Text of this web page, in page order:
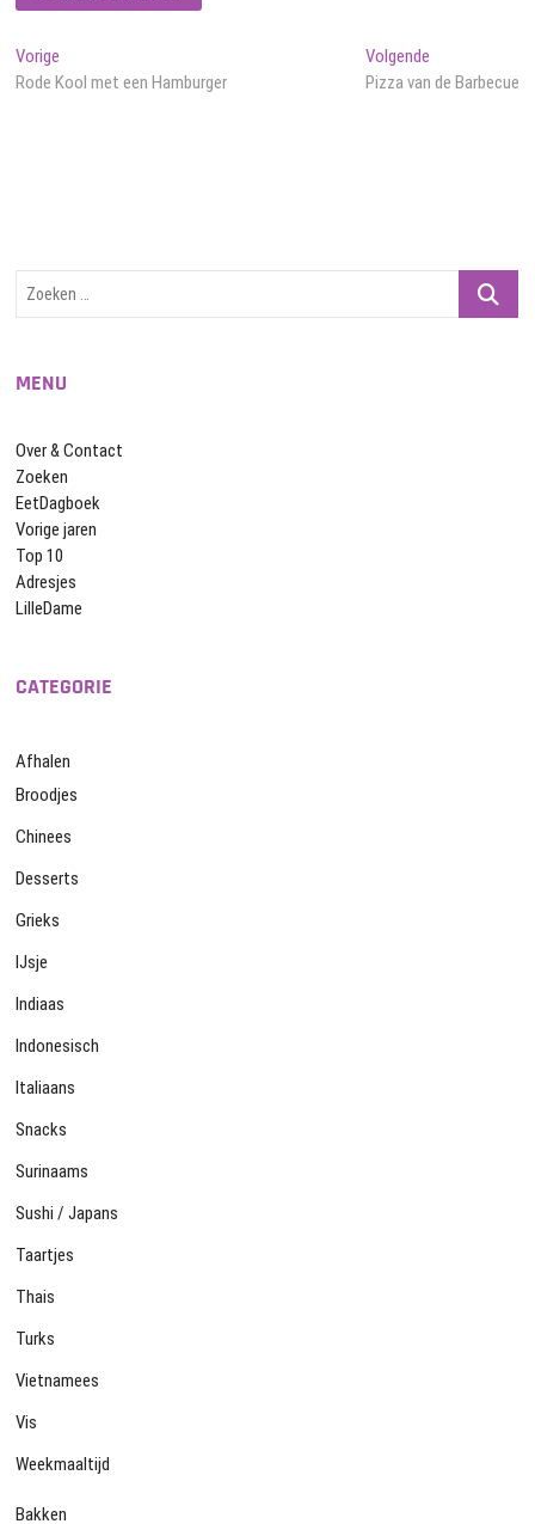
Bericht
navigatie
Vorige
bericht:
Rode Kool met een Hamburger
VolgendeVolgend
bericht:
Pizza van de Barbecue
Zoeken
MENU
Over & Contact
Zoeken
EetDagboek
Vorige jaren
Top 10
Adresjes
LilleDame
CATEGORIE
Afhalen
Broodjes
Chinees
Desserts
Grieks
IJsje
Indiaas
Indonesisch
Italiaans
Snacks
Surinaams
Sushi / Japans
Taartjes
Thais
Turks
Vietnamees
Vis
Weekmaaltijd
Bakken